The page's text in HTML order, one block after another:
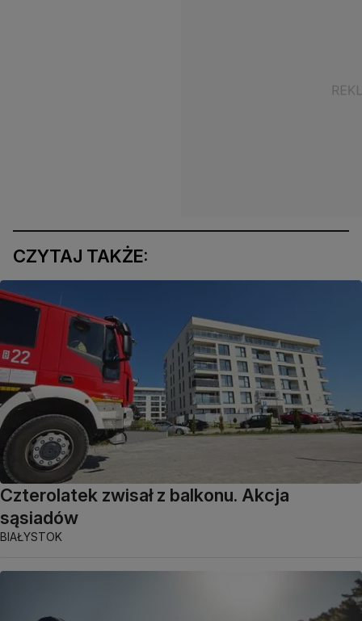
CZYTAJ TAKŻE:
Czterolatek zwisał z balkonu. Akcja
sąsiadów
BIAŁYSTOK